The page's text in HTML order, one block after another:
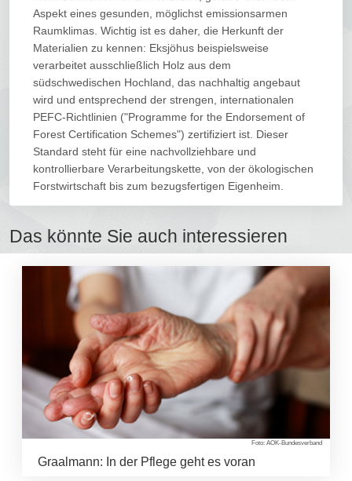
Aspekt eines gesunden, möglichst emissionsarmen
Raumklimas. Wichtig ist es daher, die Herkunft der
Materialien zu kennen: Eksjöhus beispielsweise
verarbeitet ausschließlich Holz aus dem
südschwedischen Hochland, das nachhaltig angebaut
wird und entsprechend der strengen, internationalen
PEFC-Richtlinien ("Programme for the Endorsement of
Forest Certification Schemes") zertifiziert ist. Dieser
Standard steht für eine nachvollziehbare und
kontrollierbare Verarbeitungskette, von der ökologischen
Forstwirtschaft bis zum bezugsfertigen Eigenheim.
Das könnte Sie auch interessieren
Foto: AOK-Bundesverband
Graalmann: In der Pflege geht es voran